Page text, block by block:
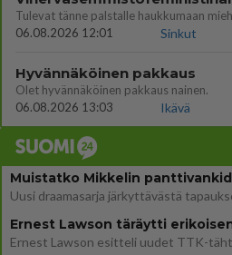
06.08.2026 12:01
Sinkut
Hyvännäköinen pakkaus
Olet hyvännäköinen pakkaus nainen.
06.08.2026 13:03
Ikävä
Muistatko Mikkelin